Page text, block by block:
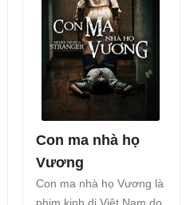
Con ma nhà họ
Vương
Con ma nhà họ Vương là